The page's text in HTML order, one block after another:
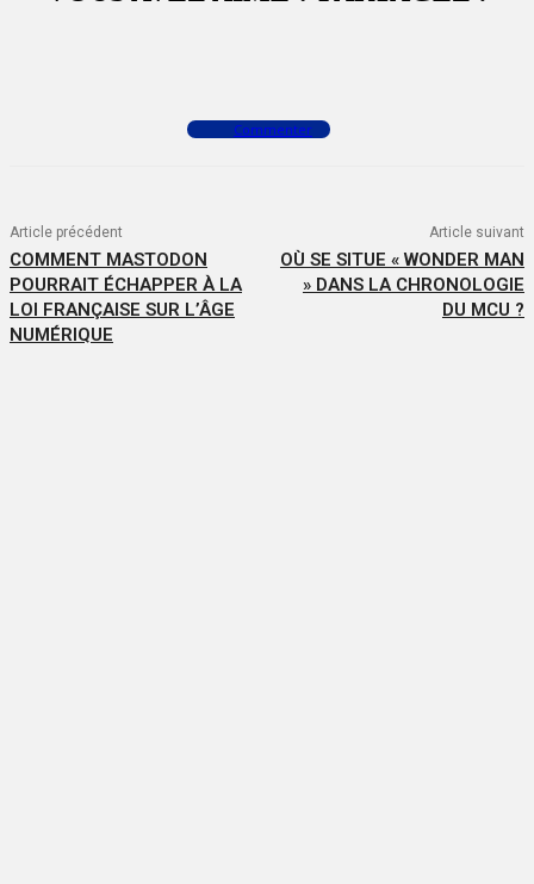
Commenter
Article précédent
COMMENT MASTODON
POURRAIT ÉCHAPPER À LA
LOI FRANÇAISE SUR L’ÂGE
NUMÉRIQUE
Article suivant
OÙ SE SITUE « WONDER MAN
» DANS LA CHRONOLOGIE
DU MCU ?